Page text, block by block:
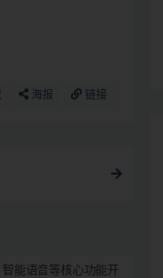
海报 链接
能语音等核心功能开